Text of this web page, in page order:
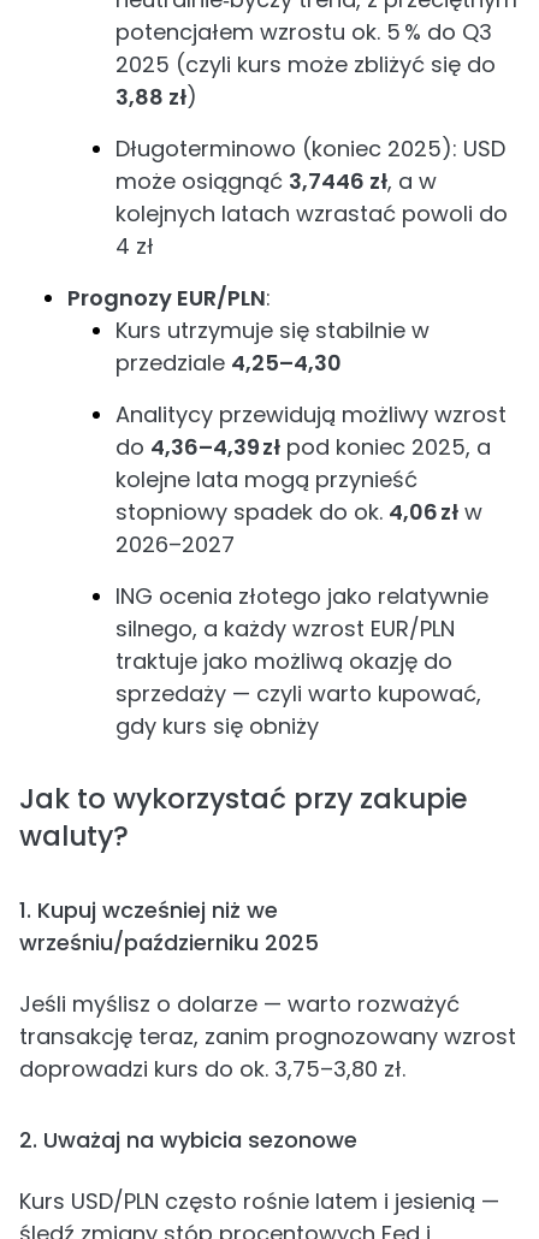
potencjałem wzrostu ok. 5 % do Q3
2025 (czyli kurs może zbliżyć się do
3,88 zł)
Długoterminowo (koniec 2025): USD
może osiągnąć 3,7446 zł, a w
kolejnych latach wzrastać powoli do
4 zł
Prognozy EUR/PLN:
Kurs utrzymuje się stabilnie w
przedziale 4,25–4,30
Analitycy przewidują możliwy wzrost
do 4,36–4,39 zł pod koniec 2025, a
kolejne lata mogą przynieść
stopniowy spadek do ok. 4,06 zł w
2026–2027
ING ocenia złotego jako relatywnie
silnego, a każdy wzrost EUR/PLN
traktuje jako możliwą okazję do
sprzedaży — czyli warto kupować,
gdy kurs się obniży
Jak to wykorzystać przy zakupie
waluty?
1. Kupuj wcześniej niż we
wrześniu/październiku 2025
Jeśli myślisz o dolarze — warto rozważyć
transakcję teraz, zanim prognozowany wzrost
doprowadzi kurs do ok. 3,75–3,80 zł.
2. Uważaj na wybicia sezonowe
Kurs USD/PLN często rośnie latem i jesienią —